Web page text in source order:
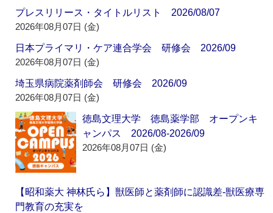
プレスリリース・タイトルリスト 2026/08/07
2026年08月07日 (金)
日本プライマリ・ケア連合学会 研修会 2026/09
2026年08月07日 (金)
埼玉県病院薬剤師会 研修会 2026/09
2026年08月07日 (金)
徳島文理大学 徳島薬学部 オープンキ
ャンパス 2026/08-2026/09
2026年08月07日 (金)
【昭和薬大 神林氏ら】獣医師と薬剤師に認識差‐獣医療専
門教育の充実を